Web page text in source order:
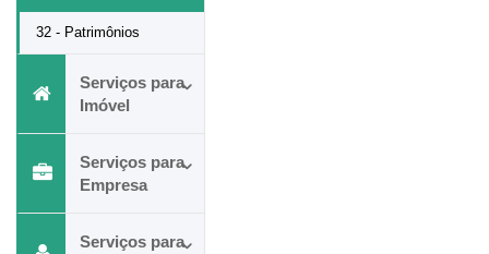
32 - Patrimônios
Serviços para
Imóvel
Serviços para
Empresa
Serviços para